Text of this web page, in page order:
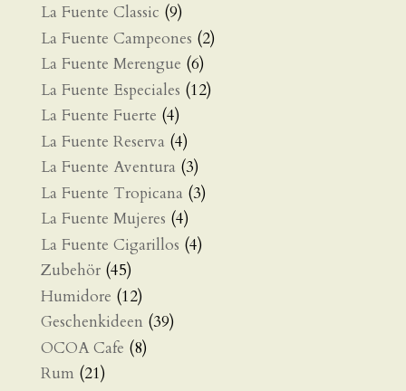
La Fuente Classic (9)
La Fuente Campeones (2)
La Fuente Merengue (6)
La Fuente Especiales (12)
La Fuente Fuerte (4)
La Fuente Reserva (4)
La Fuente Aventura (3)
La Fuente Tropicana (3)
La Fuente Mujeres (4)
La Fuente Cigarillos (4)
Zubehör (45)
Humidore (12)
Geschenkideen (39)
OCOA Cafe (8)
Rum (21)